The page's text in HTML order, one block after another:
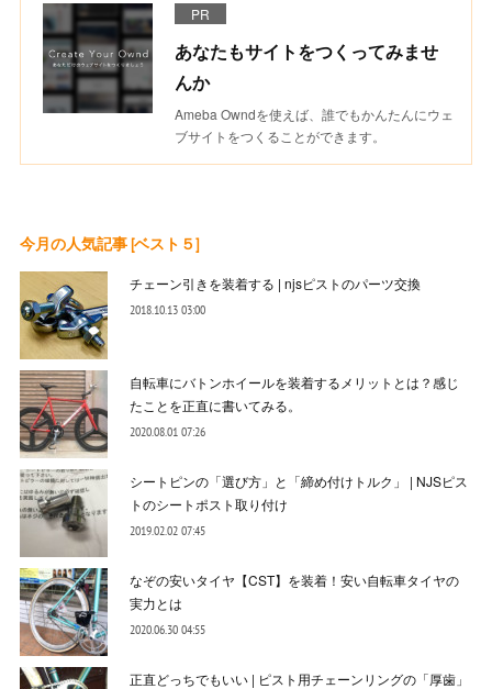
PR
あなたもサイトをつくってみませ
んか
Ameba Owndを使えば、誰でもかんたんにウェ
ブサイトをつくることができます。
今月の人気記事 [ベスト５]
チェーン引きを装着する | njsピストのパーツ交換
2018.10.13 03:00
自転車にバトンホイールを装着するメリットとは？感じ
たことを正直に書いてみる。
2020.08.01 07:26
シートピンの「選び方」と「締め付けトルク」 | NJSピス
トのシートポスト取り付け
2019.02.02 07:45
なぞの安いタイヤ【CST】を装着！安い自転車タイヤの
実力とは
2020.06.30 04:55
正直どっちでもいい | ピスト用チェーンリングの「厚歯」